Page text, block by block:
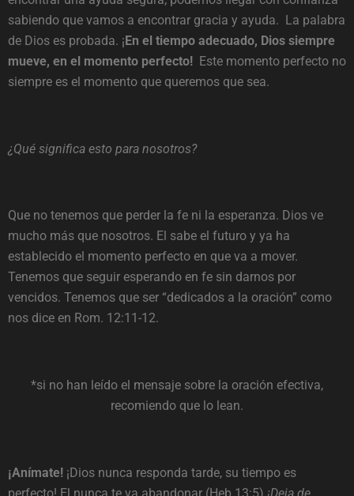
sabiendo que vamos a encontrar gracia y ayuda. La palabra
de Dios es probada. ¡En el tiempo adecuado, Dios siempre
mueve, en el momento perfecto! Este momento perfecto no
siempre es el momento que queremos que sea.
¿Qué significa esto para nosotros?
Que no tenemos que perder la fe ni la esperanza. Dios ve
mucho más que nosotros. El sabe el futuro y ya ha
establecido el momento perfecto en que va a mover.
Tenemos que seguir esperando en fe sin darnos por
vencidos. Tenemos que ser “dedicados a la oración” como
nos dice en Rom. 12:11-12.
*si no han leído el mensaje sobre la oración efectiva,
recomiendo que lo lean.
¡Anímate! ¡Dios nunca responda tarde, su tiempo es